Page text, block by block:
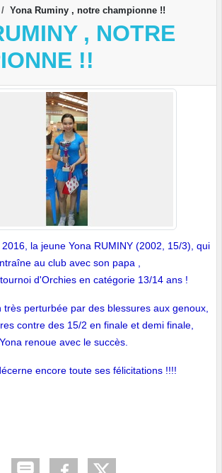
Yona Ruminy , notre championne !!
, NOTRE
!!
la jeune Yona RUMINY (2002, 15/3), qui
au club avec son papa ,
d'Orchies en catégorie 13/14 ans !
très perturbée par des blessures aux genoux,
contre des 15/2 en finale et demi finale,
Yona renoue avec le succès.
encore toute ses félicitations !!!!